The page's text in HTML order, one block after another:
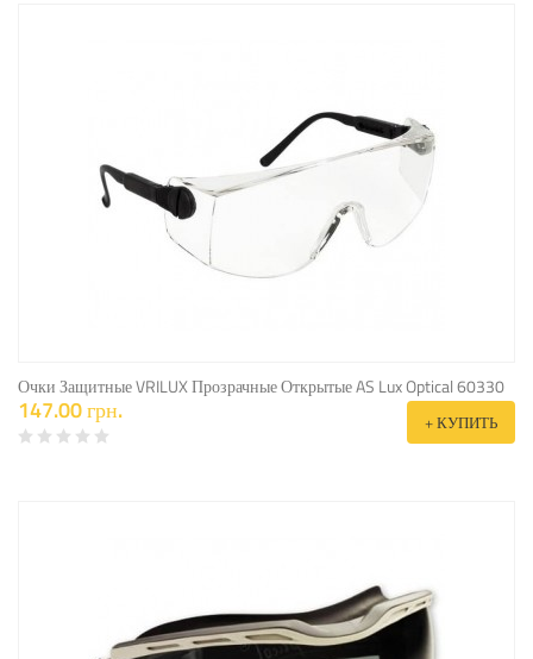
Очки Защитные VRILUX Прозрачные Открытые AS Lux Optical 60330
147.00 грн. + КУПИТЬ